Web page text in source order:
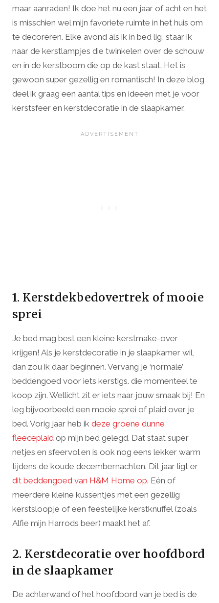
maar aanraden! Ik doe het nu een jaar of acht en het
is misschien wel mijn favoriete ruimte in het huis om
te decoreren. Elke avond als ik in bed lig, staar ik
naar de kerstlampjes die twinkelen over de schouw
en in de kerstboom die op de kast staat. Het is
gewoon super gezellig en romantisch! In deze blog
deel ik graag een aantal tips en ideeën met je voor
kerstsfeer en kerstdecoratie in de slaapkamer.
1. Kerstdekbedovertrek of mooie
sprei
Je bed mag best een kleine kerstmake-over
krijgen! Als je kerstdecoratie in je slaapkamer wil,
dan zou ik daar beginnen. Vervang je ‘normale’
beddengoed voor iets kerstigs. die momenteel te
koop zijn. Wellicht zit er iets naar jouw smaak bij! En
leg bijvoorbeeld een mooie sprei of plaid over je
bed. Vorig jaar heb ik deze groene dunne
fleeceplaid op mijn bed gelegd. Dat staat super
netjes en sfeervol en is ook nog eens lekker warm
tijdens de koude decembernachten. Dit jaar ligt er
dit beddengoed van H&M Home op. Eén of
meerdere kleine kussentjes met een gezellig
kerstsloopje of een feestelijke kerstknuffel (zoals
Alfie mijn Harrods beer) maakt het af.
2. Kerstdecoratie over hoofdbord
in de slaapkamer
De achterwand of het hoofdbord van je bed is de